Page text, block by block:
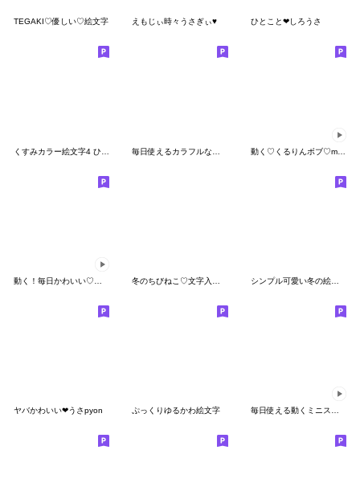
TEGAKI♡優しい♡絵文字 えもじぃ時々うさぎぃ♥ ひとこと❤しろうさ
動く♡くるりんボブ♡miniガール
シンプル可愛い冬の絵文字
ヤバかわいい❤うさpyon ぷっくりゆるかわ絵文字 毎日使える動くミニスタンプ